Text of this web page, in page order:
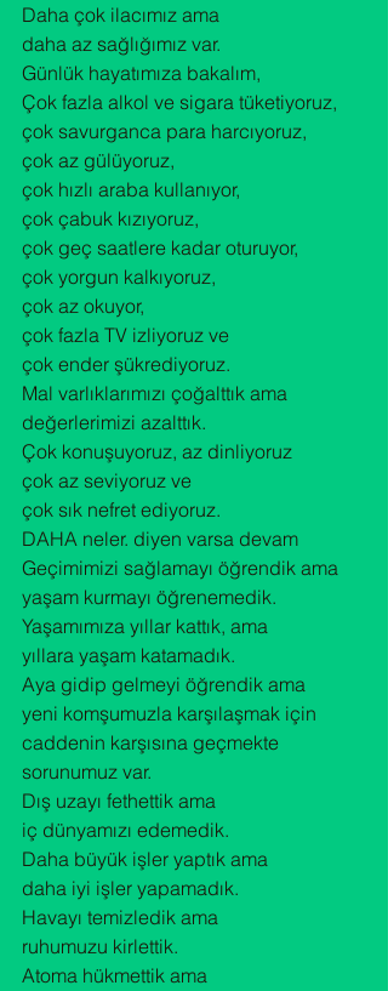
Daha çok ilacımız ama
daha az sağlığımız var.
Günlük hayatımıza bakalım,
Çok fazla alkol ve sigara tüketiyoruz,
çok savurganca para harcıyoruz,
çok az gülüyoruz,
çok hızlı araba kullanıyor,
çok çabuk kızıyoruz,
çok geç saatlere kadar oturuyor,
çok yorgun kalkıyoruz,
çok az okuyor,
çok fazla TV izliyoruz ve
çok ender şükrediyoruz.
Mal varlıklarımızı çoğalttık ama
değerlerimizi azalttık.
Çok konuşuyoruz, az dinliyoruz
çok az seviyoruz ve
çok sık nefret ediyoruz.
DAHA neler. diyen varsa devam
Geçimimizi sağlamayı öğrendik ama
yaşam kurmayı öğrenemedik.
Yaşamımıza yıllar kattık, ama
yıllara yaşam katamadık.
Aya gidip gelmeyi öğrendik ama
yeni komşumuzla karşılaşmak için
caddenin karşısına geçmekte
sorunumuz var.
Dış uzayı fethettik ama
iç dünyamızı edemedik.
Daha büyük işler yaptık ama
daha iyi işler yapamadık.
Havayı temizledik ama
ruhumuzu kirlettik.
Atoma hükmettik ama